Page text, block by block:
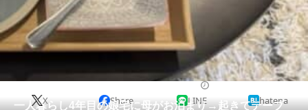
グルメ 地域
住まい 教育・育児
リサーチ
会員記事
一人暮らし4年目の娘宅に母がお泊まり→起きてテーブ
X Share LINE hatena